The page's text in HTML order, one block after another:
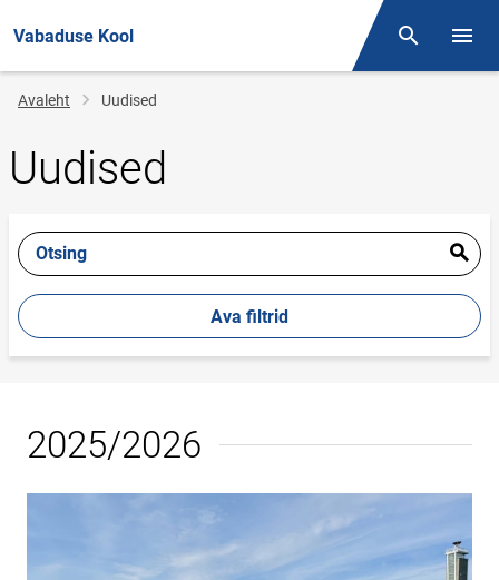
Vabaduse Kool Otsing
Jälglink
Avaleht Uudised
Uudised
Otsing
Ava filtrid
2025/2026